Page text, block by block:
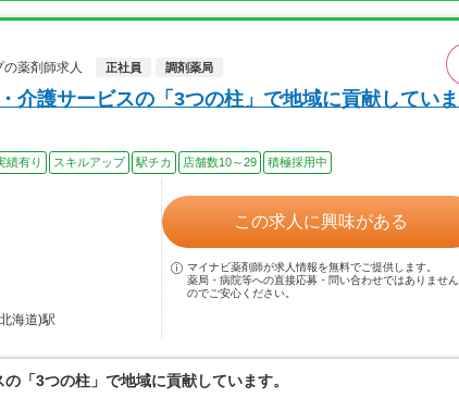
薬剤師求人
正社員 調剤薬局
介護サービスの「3つの柱」で地域に貢献していま
績有り スキルアップ 駅チカ 店舗数10～29 積極採用中
海道)駅
この求人に興味がある
マイナビ薬剤師が求人情報を無料でご提供します。
薬局・病院等への直接応募・問い合わせではありません
のでご安心ください。
「3つの柱」で地域に貢献しています。